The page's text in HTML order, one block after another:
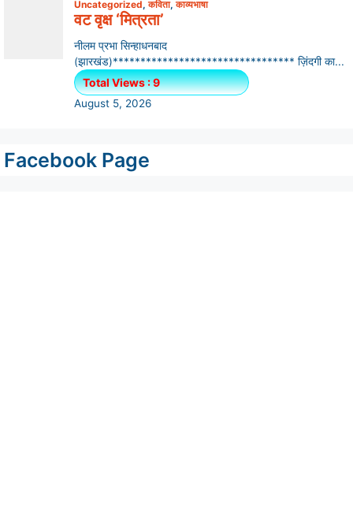
Facebook Page